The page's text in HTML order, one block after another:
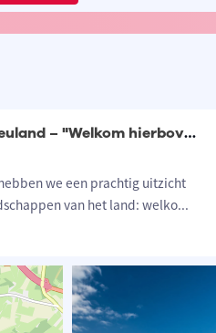
Plezierwandeling Burg Reuland – "Welkom hierboven!"
we een prachtig uitzicht
van het land: welko...